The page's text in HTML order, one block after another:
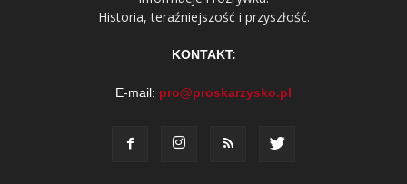
Historia, teraźniejszość i przyszłość.
KONTAKT:
E-mail: pro@proskarzysko.pl